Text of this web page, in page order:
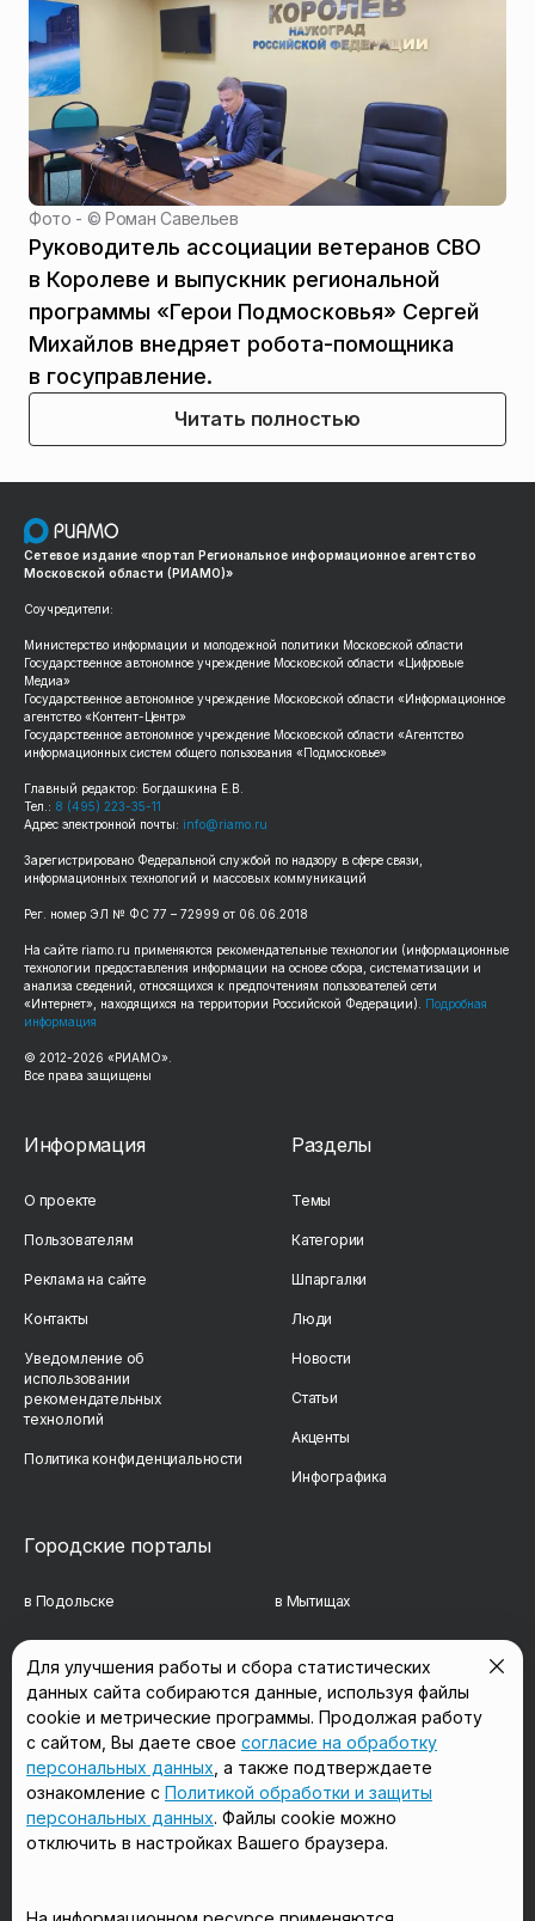
Фото - ©Роман Савельев
Руководитель ассоциации ветеранов СВО
в Королеве и выпускник региональной
программы «Герои Подмосковья» Сергей
Михайлов внедряет робота-помощника
в госуправление.
Читать полностью
Сетевое издание «портал Региональное информационное агентство
Московской области (РИАМО)»
Соучредители:
Министерство информации и молодежной политики Московской области
Государственное автономное учреждение Московской области «Цифровые
Медиа»
Государственное автономное учреждение Московской области «Информационное
агентство «Контент-Центр»
Государственное автономное учреждение Московской области «Агентство
информационных систем общего пользования «Подмосковье»
Главный редактор: Богдашкина Е.В.
Тел.: 8 (495) 223-35-11
Адрес электронной почты: info@riamo.ru
Зарегистрировано Федеральной службой по надзору в сфере связи,
информационных технологий и массовых коммуникаций
Рег. номер ЭЛ № ФС 77 – 72999 от 06.06.2018
На сайте riamo.ru применяются рекомендательные технологии (информационные
технологии предоставления информации на основе сбора, систематизации и
анализа сведений, относящихся к предпочтениям пользователей сети
«Интернет», находящихся на территории Российской Федерации). Подробная
информация
© 2012-2026 «РИАМО».
Все права защищены
Информация
О проекте
Пользователям
Реклама на сайте
Контакты
Уведомление об
использовании
рекомендательных
технологий
Политика конфиденциальности
Разделы
Темы
Категории
Шпаргалки
Люди
Новости
Статьи
Акценты
Инфографика
Городские порталы
в Подольске в Мытищах
в Реутове в Балашихе
в Сергиевом Посаде в Люберцах
в Красногорске
в Домодедово в Щёлково
Мы в соцсетях
Для улучшения работы и сбора статистических
данных сайта собираются данные, используя файлы
cookie и метрические программы. Продолжая работу
с сайтом, Вы даете свое согласие на обработку
персональных данных , а также подтверждаете
ознакомление с Политикой обработки и защиты
персональных данных. Файлы cookie можно
отключить в настройках Вашего браузера.